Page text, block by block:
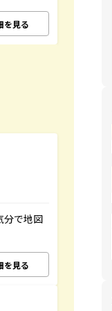
を見る
分で地図
を見る